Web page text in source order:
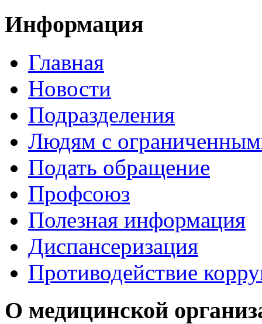
Информация
Главная
Новости
Подразделения
Людям с
Подать обращение
Профсоюз
Полезная информация
Диспансеризация
Противодействие
О медицинской